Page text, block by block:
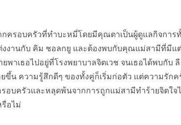
บครัวที่ทำบะหมี่โดยมีคุณตาเป็นผู้ดูแลกิจการทั้
งานกับ คิม ชอลกยู และต้องพบกับคุณแม่สามีที่มีแ
พาเธอไปอยู่ที่โรงพยาบาลจิตเวช จนเธอได้พบกับ
น ความรู้สึกดีๆ ของทั้งคู่ก็เริ่มก่อตัว แต่ความรักค
อบครัวและหลุดพ้นจากการถูกแม่สามีทำร้ายจิตใจ
อไม่